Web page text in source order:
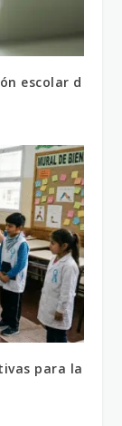
escolar d
para la